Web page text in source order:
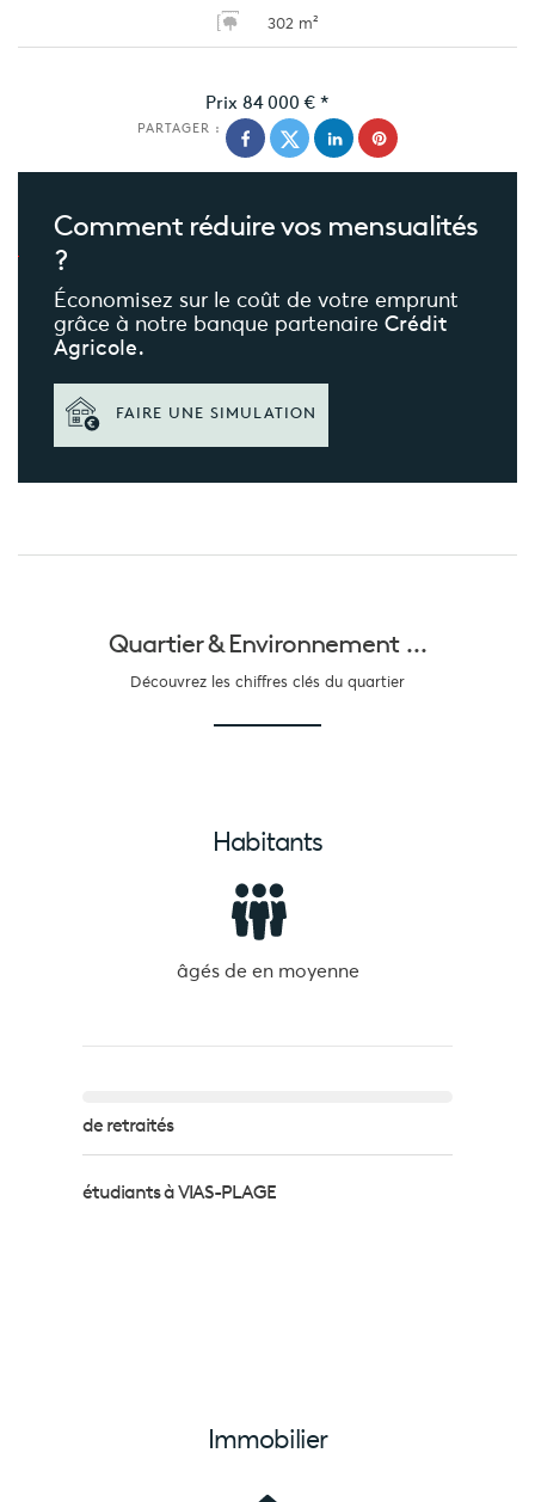
302 m²
Prix 84 000 € *
PARTAGER :
Comment réduirevos mensualités
?
Économisez sur le coût de votre emprunt
grâce à notre banque partenaire Crédit
Agricole.
FAIRE UNE SIMULATION
Quartier &Environnement ...
Découvrez les chiffres clés du quartier
Habitants
âgés de en moyenne
de retraités
étudiants à VIAS-PLAGE
Immobilier